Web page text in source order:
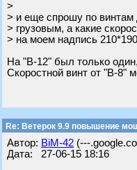
>
> и еще спрошу по винтам
> грузовым, а какие
> на моем надпись
На "В-12" был только
Скоростной винт от "В-8"
Re: Ветерок 9.9 повышение
Автор: BiM-42 (---
Дата: 27-06-15 18:16